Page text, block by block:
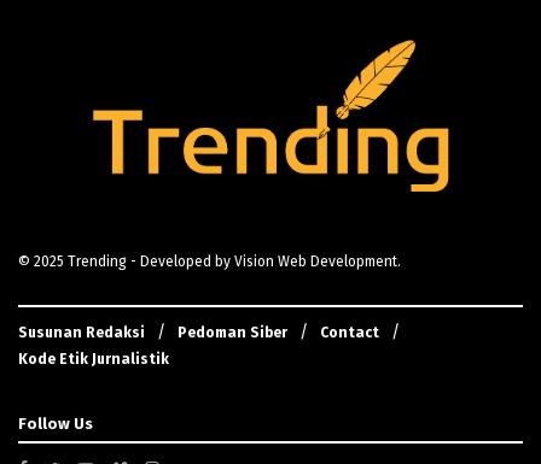
© 2025 Trending - Developed by Vision Web Development.
Susunan Redaksi Pedoman Siber
Contact
Kode Etik Jurnalistik
Follow Us